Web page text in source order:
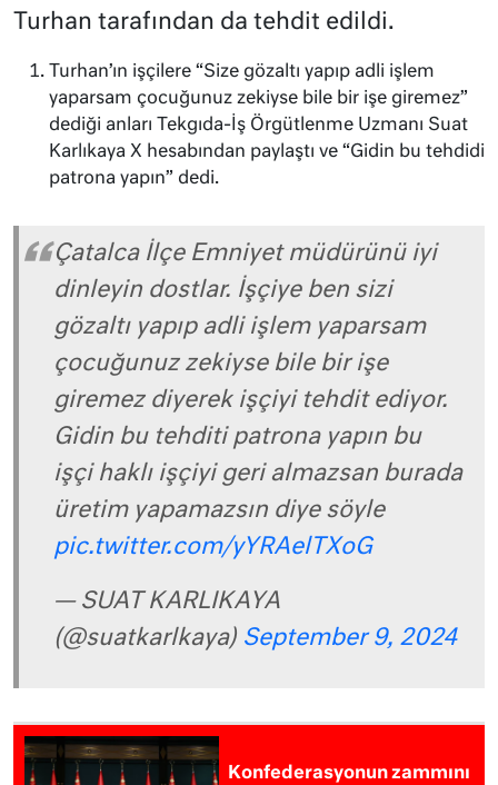
Turhan tarafından da tehdit edildi.
Turhan’ın işçilere “Size gözaltı yapıp adli işlem
yaparsam çocuğunuz zekiyse bile bir işe giremez”
dediği anları Tekgıda-İş Örgütlenme Uzmanı Suat
Karlıkaya X hesabından paylaştı ve “Gidin bu tehdidi
patrona yapın” dedi.
Çatalca İlçe Emniyet müdürünü iyi
dinleyin dostlar. İşçiye ben sizi
gözaltı yapıp adli işlem yaparsam
çocuğunuz zekiyse bile bir işe
giremez diyerek işçiyi tehdit ediyor.
Gidin bu tehditi patrona yapın bu
işçi haklı işçiyi geri almazsan burada
üretim yapamazsın diye söyle
pic.twitter.com/yYRAelTXoG
— SUAT KARLIKAYA
(@suatkarlkaya) September 9, 2024
Konfederasyonun zammını